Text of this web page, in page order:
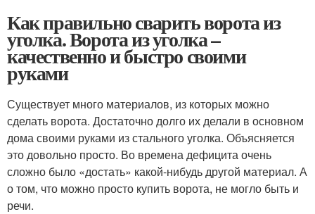
Как правильно сварить ворота из
уголка. Ворота из уголка –
качественно и быстро своими
руками
Существует много материалов, из которых можно
сделать ворота. Достаточно долго их делали в основном
дома своими руками из стального уголка. Объясняется
это довольно просто. Во времена дефицита очень
сложно было «достать» какой-нибудь другой материал. А
о том, что можно просто купить ворота, не могло быть и
речи.